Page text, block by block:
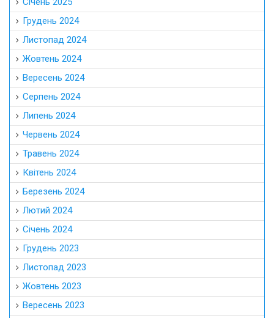
Грудень 2024
Листопад 2024
Жовтень 2024
Вересень 2024
Серпень 2024
Липень 2024
Червень 2024
Травень 2024
Квітень 2024
Березень 2024
Лютий 2024
Січень 2024
Грудень 2023
Листопад 2023
Жовтень 2023
Вересень 2023